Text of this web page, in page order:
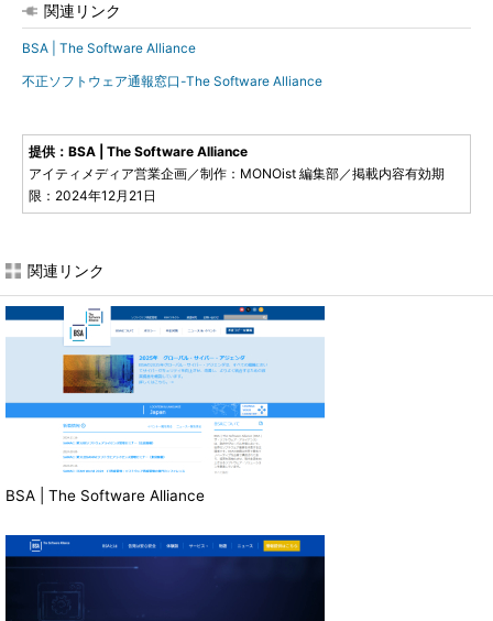
関連リンク
BSA | The Software Alliance
不正ソフトウェア通報窓口-The Software Alliance
提供：BSA | The Software Alliance
アイティメディア営業企画／制作：MONOist 編集部／掲載内容有効期
限：2024年12月21日
関連リンク
BSA | The Software Alliance